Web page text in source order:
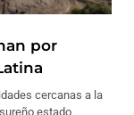
por
cercanas a la
estado